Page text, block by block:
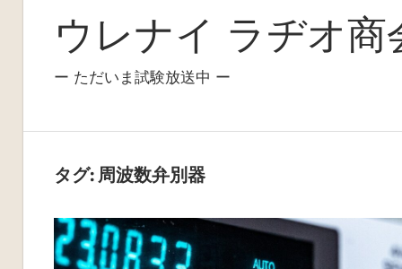
ウレナイ ラヂオ商
ー ただいま試験放送中 ー
タグ: 周波数弁別器